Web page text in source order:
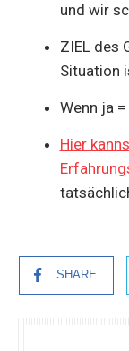
und wir
ZIEL des
Situation
Wenn ja
Hier
SHARE